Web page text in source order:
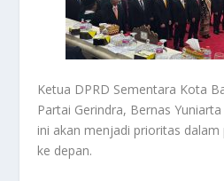
Ketua DPRD Sementara Kota
Partai Gerindra, Bernas
ini akan menjadi prioritas
ke depan.